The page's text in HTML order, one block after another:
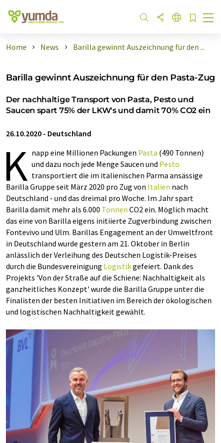
Home News Barilla gewinnt Auszeichnung für den ...
Barilla gewinnt Auszeichnung für den Pasta-Zug
Der nachhaltige Transport von Pasta, Pesto und
Saucen spart 75% der LKW's und damit 70% CO2 ein
26.10.2020 - Deutschland
K napp eine Millionen Packungen Pasta (490 Tonnen)
und dazu noch jede Menge Saucen und Pesto
transportiert die im italienischen Parma ansässige
Barilla Gruppe seit März 2020 pro Zug von Italien nach
Deutschland - und das dreimal pro Woche. Im Jahr spart
Barilla damit mehr als 6.000 Tonnen CO2 ein. Möglich macht
das eine von Barilla eigens initiierte Zugverbindung zwischen
Fontevivo und Ulm. Barillas Engagement an der Umweltfront
in Deutschland wurde gestern am 21. Oktober in Berlin
anlässlich der Verleihung des Deutschen Logistik-Preises
durch die Bundesvereinigung Logistikgefeiert. Dank des
Projekts 'Von der Straße auf die Schiene: Nachhaltigkeit als
ganzheitliches Konzept' wurde die Barilla Gruppe unter die
Finalisten der besten Initiativen im Bereich der ökologischen
und logistischen Nachhaltigkeit gewählt.